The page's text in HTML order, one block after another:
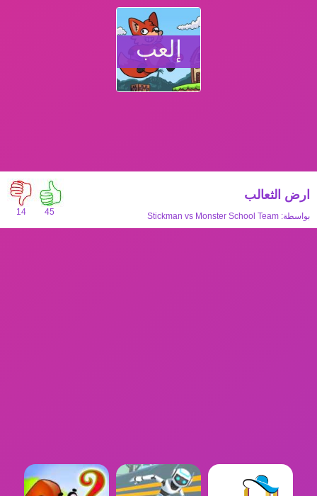
إلعب
14 45
ارض الثعالب
بواسطة: Stickman vs Monster School Team